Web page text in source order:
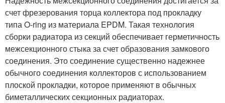
счет фрезерования торца коллектора под прокладку
типа O-ring из материала EPDM. Такая технология
сборки радиатора из секций обеспечивает герметичность
межсекционного стыка за счет образования замкового
соединения. Это соединение существенно надежнее
обычного соединения коллекторов с использованием
плоской прокладки, которое применяют в обычных
биметаллических секционных радиаторах.